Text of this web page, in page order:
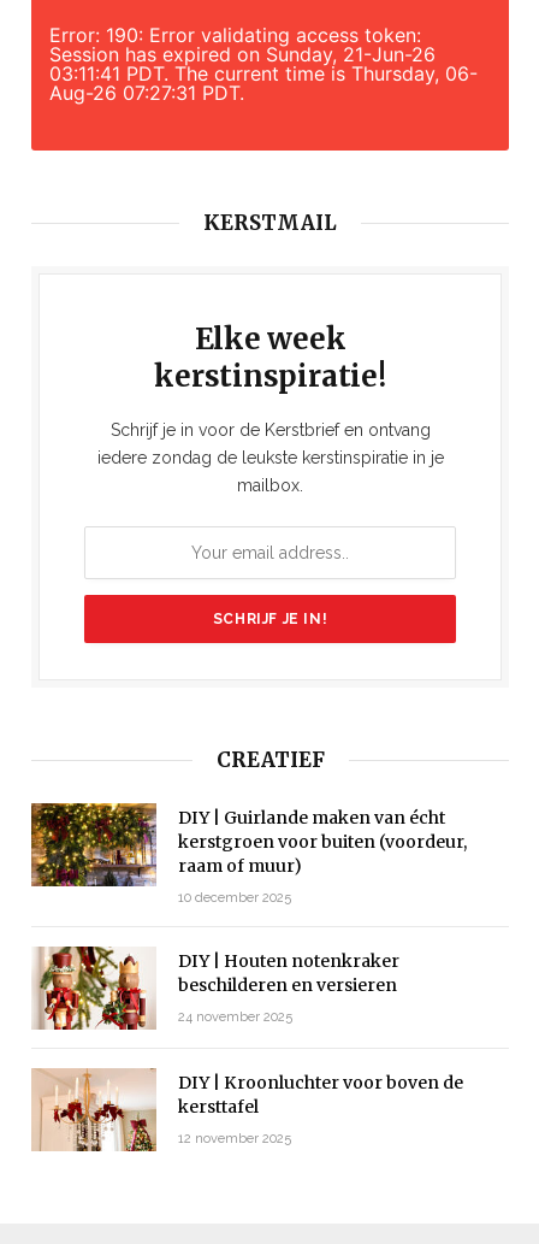
Error: 190: Error validating access token:
Session has expired on Sunday, 21-Jun-26
03:11:41 PDT. The current time is Thursday, 06-
Aug-26 07:27:31 PDT.
KERSTMAIL
Elke week
kerstinspiratie!
Schrijf je in voor de Kerstbrief en ontvang
iedere zondag de leukste kerstinspiratie in je
mailbox.
CREATIEF
DIY | Guirlande maken van écht
kerstgroen voor buiten (voordeur,
raam of muur)
10 december 2025
DIY | Houten notenkraker
beschilderen en versieren
24 november 2025
DIY | Kroonluchter voor boven de
kersttafel
12 november 2025